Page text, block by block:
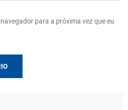
para a próxima vez que eu